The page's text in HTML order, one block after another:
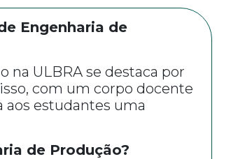
Engenharia de
na ULBRA se destaca por
com um corpo docente
aos estudantes uma
de Produção?